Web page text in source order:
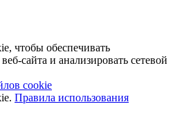
чтобы обеспечивать
сайта и анализировать сетевой
cookie
Правила использования